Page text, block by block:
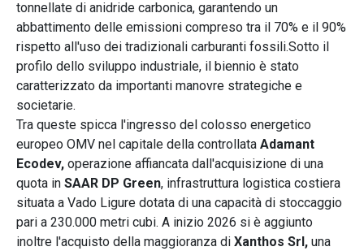
tonnellate di anidride carbonica, garantendo un
abbattimento delle emissioni compreso tra il 70% e il 90%
rispetto all'uso dei tradizionali carburanti fossili.Sotto il
profilo dello sviluppo industriale, il biennio è stato
caratterizzato da importanti manovre strategiche e
societarie.
Tra queste spicca l'ingresso del colosso energetico
europeo OMV nel capitale della controllata Adamant
Ecodev, operazione affiancata dall'acquisizione di una
quota in SAAR DP Green, infrastruttura logistica costiera
situata a Vado Ligure dotata di una capacità di stoccaggio
pari a 230.000 metri cubi. A inizio 2026 si è aggiunto
inoltre l'acquisto della maggioranza di Xanthos Srl, una